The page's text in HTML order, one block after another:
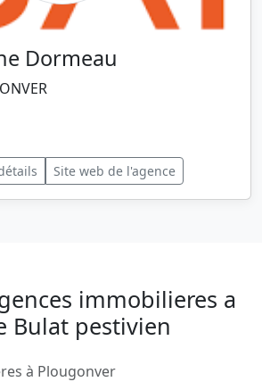
Dormeau
Site web de l'agence
immobilieres a
Bulat pestivien
à Plougonver